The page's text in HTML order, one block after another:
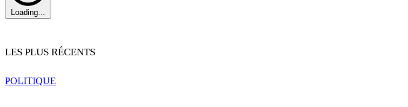
Loading...
LES PLUS RÉCENTS
POLITIQUE